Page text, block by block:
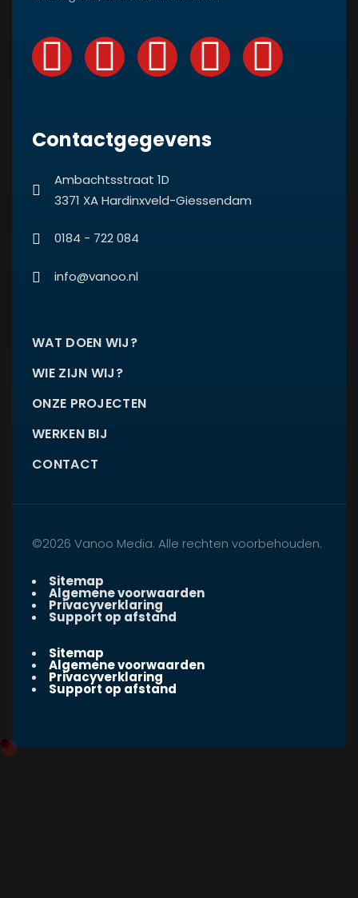
Contactgegevens
Ambachtsstraat 1D
3371 XA Hardinxveld-Giessendam
0184 - 722 084
info@vanoo.nl
WAT DOEN WIJ?
WIE ZIJN WIJ?
ONZE PROJECTEN
WERKEN BIJ
CONTACT
©2026 Vanoo Media. Alle rechten voorbehouden.
Sitemap
Algemene voorwaarden
Privacyverklaring
Support op afstand
Sitemap
Algemene voorwaarden
Privacyverklaring
Support op afstand